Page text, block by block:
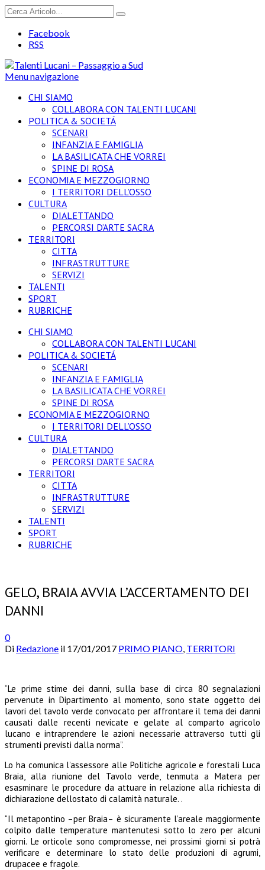
Facebook
RSS
Menu navigazione
CHI SIAMO
COLLABORA CON TALENTI LUCANI
POLITICA & SOCIETÁ
SCENARI
INFANZIA E FAMIGLIA
LA BASILICATA CHE VORREI
SPINE DI ROSA
ECONOMIA E MEZZOGIORNO
I TERRITORI DELL’OSSO
CULTURA
DIALETTANDO
PERCORSI D’ARTE SACRA
TERRITORI
CITTA
INFRASTRUTTURE
SERVIZI
TALENTI
SPORT
RUBRICHE
CHI SIAMO
COLLABORA CON TALENTI LUCANI
POLITICA & SOCIETÁ
SCENARI
INFANZIA E FAMIGLIA
LA BASILICATA CHE VORREI
SPINE DI ROSA
ECONOMIA E MEZZOGIORNO
I TERRITORI DELL’OSSO
CULTURA
DIALETTANDO
PERCORSI D’ARTE SACRA
TERRITORI
CITTA
INFRASTRUTTURE
SERVIZI
TALENTI
SPORT
RUBRICHE
GELO, BRAIA AVVIA L’ACCERTAMENTO DEI
DANNI
0
Di Redazione il 17/01/2017 PRIMO PIANO, TERRITORI
“Le prime stime dei danni, sulla base di circa 80 segnalazioni
pervenute in Dipartimento al momento, sono state oggetto dei
lavori del tavolo verde convocato per affrontare il tema dei danni
causati dalle recenti nevicate e gelate al comparto agricolo
lucano e intraprendere le azioni necessarie attraverso tutti gli
strumenti previsti dalla norma”.
Lo ha comunica l’assessore alle Politiche agricole e forestali Luca
Braia, alla riunione del Tavolo verde, tenmuta a Matera per
esasminare le procedure da attuare in relazione alla richiesta di
dichiarazione dellostato di calamità naturale. .
“Il metapontino –per Braia– è sicuramente l’areale maggiormente
colpito dalle temperature mantenutesi sotto lo zero per alcuni
giorni. Le orticole sono compromesse, nei prossimi giorni si potrà
verificare e determinare lo stato delle produzioni di agrumi,
drupacee e fragole.